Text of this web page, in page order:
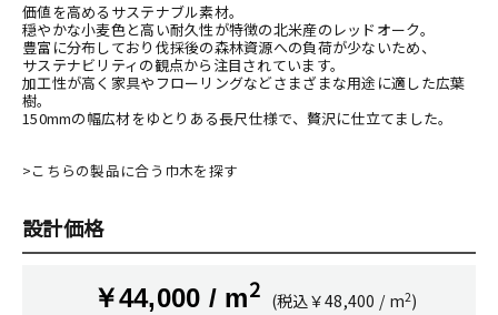
価値を高めるサステナブル素材。
穏やかな小麦色と高い耐久性が特徴の北米産のレッドオーク。
豊富に分布しており伐採後の森林資源への負荷が少ないため、
サステナビリティの観点から注目されています。
加工性が高く家具やフローリングなどさまざまな用途に適した広葉
樹。
150mmの幅広材をゆとりある長尺仕様で、贅沢に仕立てました。
>こちらの製品に合う巾木を探す
設計価格
￥44,000 / m2 (税込￥48,400 / m2)